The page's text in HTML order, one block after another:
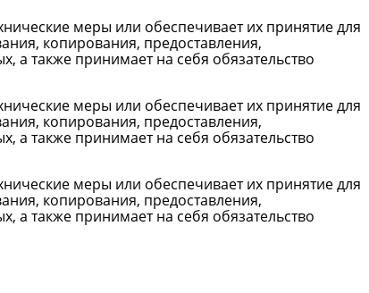
меры или обеспечивает их принятие для
копирования, предоставления,
а также принимает на себя обязательство
меры или обеспечивает их принятие для
копирования, предоставления,
а также принимает на себя обязательство
меры или обеспечивает их принятие для
копирования, предоставления,
а также принимает на себя обязательство